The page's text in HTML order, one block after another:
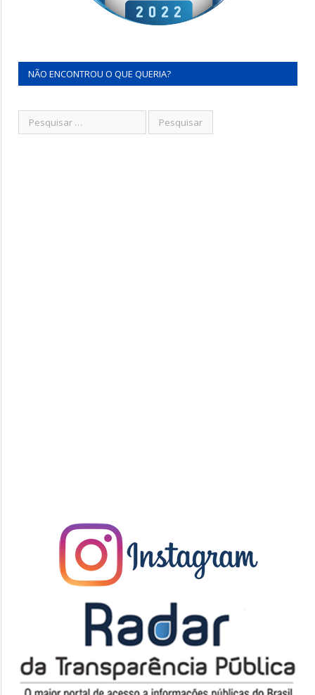
NÃO ENCONTROU O QUE QUERIA?